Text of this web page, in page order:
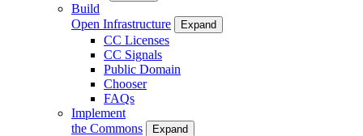
Build
Open Infrastructure
Expand
CC Licenses
CC Signals
Public Domain
Chooser
FAQs
Implement
the Commons
Expand